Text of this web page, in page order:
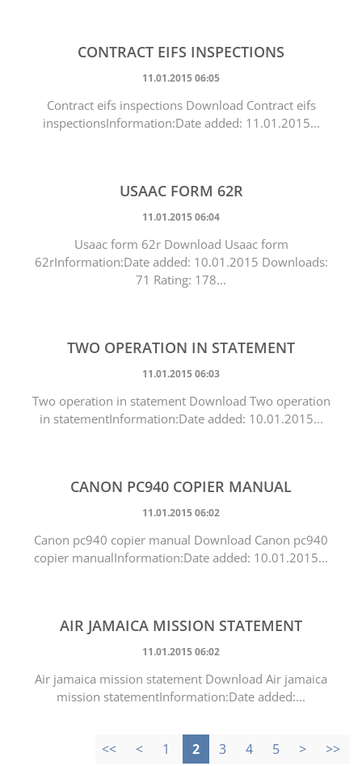
CONTRACT EIFS INSPECTIONS
11.01.2015 06:05
Contract eifs inspections Download Contract eifs
inspectionsInformation:Date added: 11.01.2015...
USAAC FORM 62R
11.01.2015 06:04
Usaac form 62r Download Usaac form
62rInformation:Date added: 10.01.2015 Downloads:
71 Rating: 178...
TWO OPERATION IN STATEMENT
11.01.2015 06:03
Two operation in statement Download Two operation
in statementInformation:Date added: 10.01.2015...
CANON PC940 COPIER MANUAL
11.01.2015 06:02
Canon pc940 copier manual Download Canon pc940
copier manualInformation:Date added: 10.01.2015...
AIR JAMAICA MISSION STATEMENT
11.01.2015 06:02
Air jamaica mission statement Download Air jamaica
mission statementInformation:Date added:...
<< < 1 2 3 4 5 > >>